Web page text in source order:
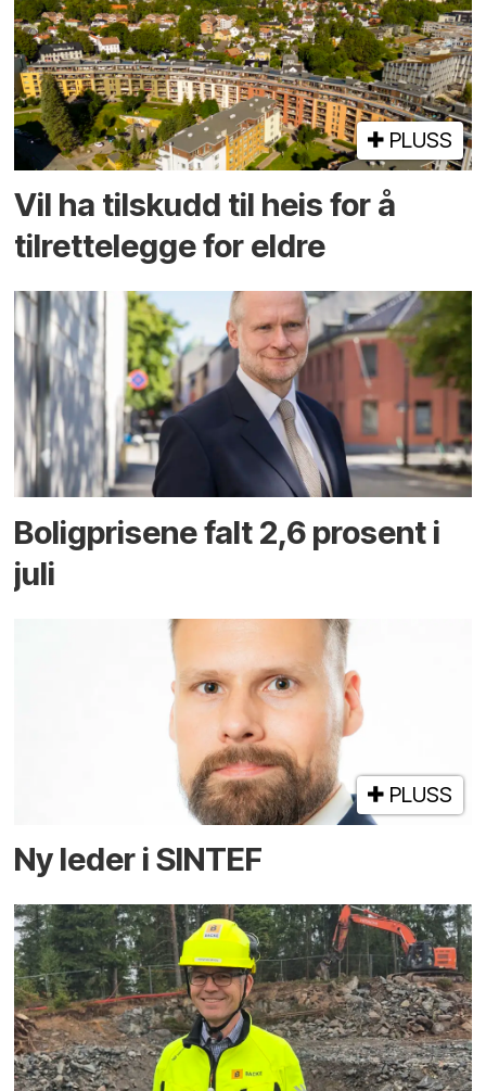
PLUSS
Vil ha tilskudd til heis for å
tilrettelegge for eldre
Boligprisene falt 2,6 prosent i
juli
PLUSS
Ny leder i SINTEF